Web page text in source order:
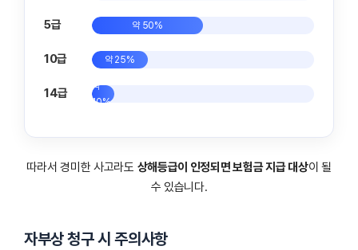
5급 약 50%
10급 약 25%
14급
약
10%
따라서 경미한 사고라도 상해등급이 인정되면 보험금 지급 대상이 될
수 있습니다.
자부상 청구 시 주의사항